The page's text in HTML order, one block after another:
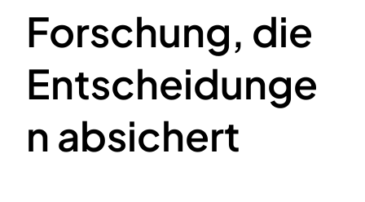
Forschung, die
Entscheidunge
n absichert